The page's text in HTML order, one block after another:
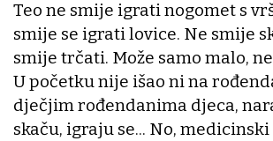
Teo ne smije igrati nogomet s
smije se igrati lovice. Ne smije
smije trčati. Može samo malo,
U početku nije išao ni na
dječjim rođendanima djeca,
skaču, igraju se... No,